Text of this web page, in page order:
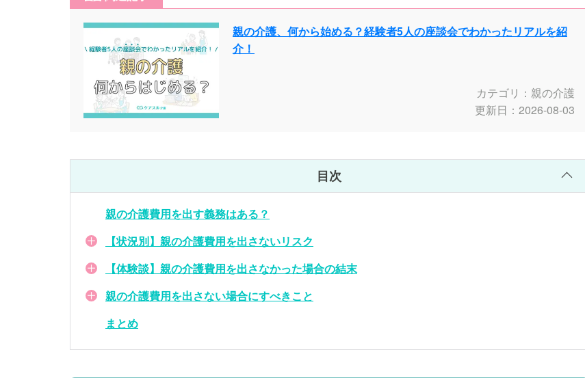
親の介護、何から始める？経験者5人の座談会でわかったリアルを紹
介！
カテゴリ：親の介護
更新日：2026-08-03
目次
親の介護費用を出す義務はある？
【状況別】親の介護費用を出さないリスク
【体験談】親の介護費用を出さなかった場合の結末
親の介護費用を出さない場合にすべきこと
まとめ